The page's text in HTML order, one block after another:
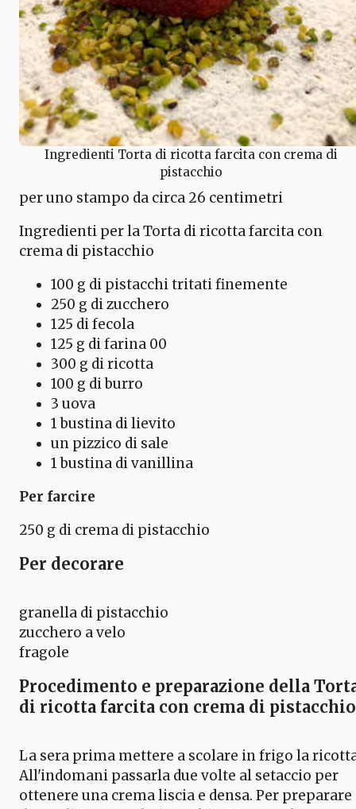
Ingredienti Torta di ricotta farcita con crema di
pistacchio
per uno stampo da circa 26 centimetri
Ingredienti per la Torta di ricotta farcita con
crema di pistacchio
100 g di pistacchi tritati finemente
250 g di zucchero
125 di fecola
125 g di farina 00
300 g di ricotta
100 g di burro
3 uova
1 bustina di lievito
un pizzico di sale
1 bustina di vanillina
Per farcire
250 g di crema di pistacchio
Per decorare
granella di pistacchio
zucchero a velo
fragole
Procedimento e preparazione della
di ricotta farcita con crema di pistacchio
La sera prima mettere a scolare in frigo la
All'indomani passarla due volte al setaccio per
ottenere una crema liscia e densa. Per preparare